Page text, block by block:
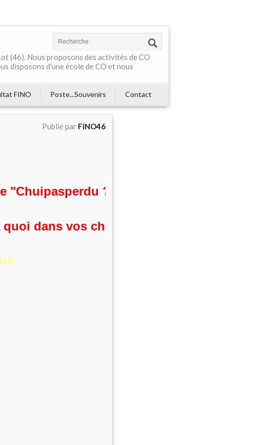
(46). Nous proposons des activités de CO
disposons d'une école de CO et nous
FINO Poste...Souvenirs Contact
Publié par FiNO46
"Chuipasperdu ?"
dans vos chaussons ?